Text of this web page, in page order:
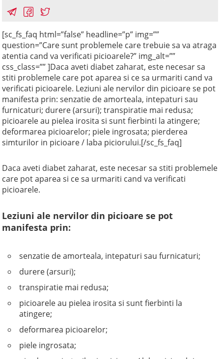
[sc_fs_faq html=”false” headline=”p” img=””
question=”Care sunt problemele care trebuie sa va atraga
atentia cand va verificati picioarele?” img_alt=””
css_class=”” ]Daca aveti diabet zaharat, este necesar sa
stiti problemele care pot aparea si ce sa urmariti cand va
verificati picioarele. Leziuni ale nervilor din picioare se pot
manifesta prin: senzatie de amorteala, intepaturi sau
furnicaturi; durere (arsuri); transpiratie mai redusa;
picioarele au pielea irosita si sunt fierbinti la atingere;
deformarea picioarelor; piele ingrosata; pierderea
simturilor in picioare / laba piciorului.[/sc_fs_faq]
Daca aveti diabet zaharat, este necesar sa stiti problemele
care pot aparea si ce sa urmariti cand va verificati
picioarele.
Leziuni ale nervilor din picioare se pot
manifesta prin:
senzatie de amorteala, intepaturi sau furnicaturi;
durere (arsuri);
transpiratie mai redusa;
picioarele au pielea irosita si sunt fierbinti la
atingere;
deformarea picioarelor;
piele ingrosata;